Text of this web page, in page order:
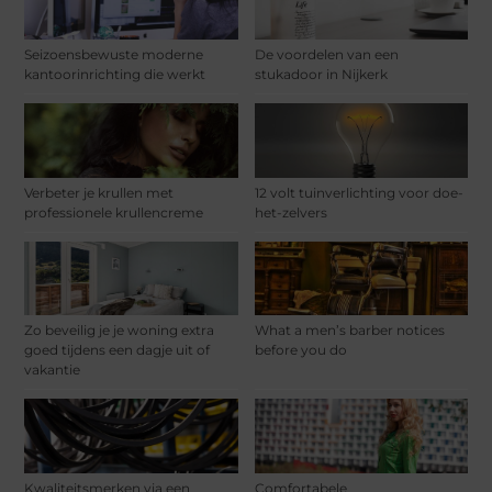
Seizoensbewuste moderne
kantoorinrichting die werkt
De voordelen van een
stukadoor in Nijkerk
Verbeter je krullen met
professionele krullencreme
12 volt tuinverlichting voor doe-
het-zelvers
Zo beveilig je je woning extra
goed tijdens een dagje uit of
vakantie
What a men’s barber notices
before you do
Kwaliteitsmerken via een Comfortabele